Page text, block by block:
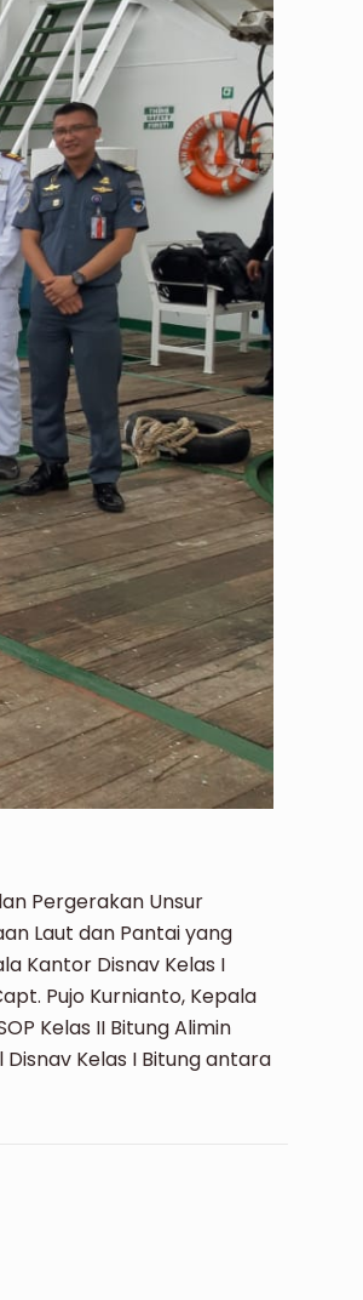
Pergerakan Unsur
Laut dan Pantai yang
Kantor Disnav Kelas I
Pujo Kurnianto, Kepala
Kelas II Bitung Alimin
Kelas I Bitung antara